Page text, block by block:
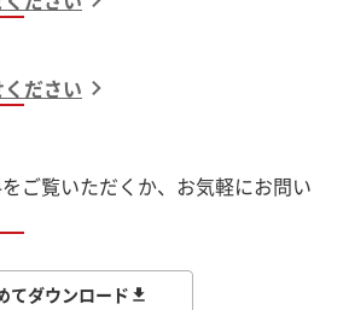
ださい
ご覧いただくか、お気軽にお問い
てダウンロード